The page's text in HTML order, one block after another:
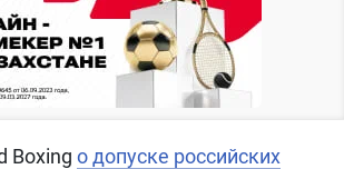
Boxing о допуске российских